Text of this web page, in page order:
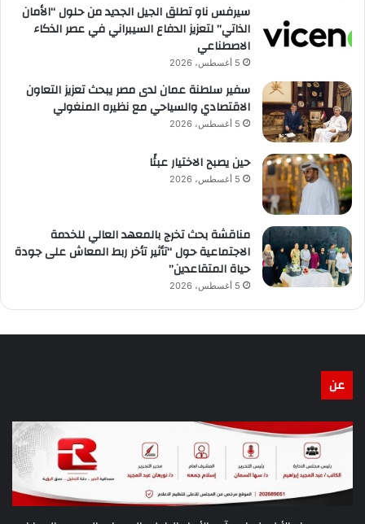
سيرفس ناو تطلق الجيل الجديد من حلول “الأمان
الذاتي” لتعزيز الدفاع السيبراني في عصر الذكاء
الاصطناعي
5 أغسطس، 2026
سفير سلطنة عمان لدى مصر يبحث تعزيز التعاون
الاقتصادي والسياحي مع نظيره المنغولي
5 أغسطس، 2026
حين يصبح الاختيار عبئًا
5 أغسطس، 2026
مناقشة بحث تخرج بالمعهد العالي للخدمة
الاجتماعية حول “تأثير تأخر ربط المعاش على جودة
حياة المتقاعدين”
5 أغسطس، 2026
عن